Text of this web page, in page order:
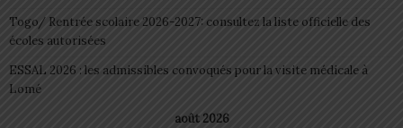
Togo/ Rentrée scolaire 2026-2027: consultez la liste officielle des
écoles autorisées
ESSAL 2026 : les admissibles convoqués pour la visite médicale à
Lomé
août 2026